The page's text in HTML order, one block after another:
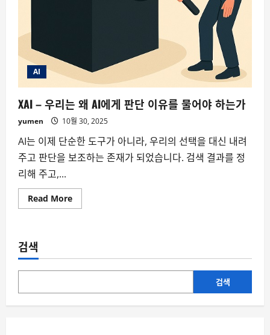
AI
XAI – 우리는 왜 AI에게 판단 이유를 물어야 하는가
yumen 10월 30, 2025
AI는 이제 단순한 도구가 아니라, 우리의 선택을 대신 내려
주고 판단을 보조하는 존재가 되었습니다. 검색 결과를 정
리해 주고,...
Read MoreRead
more
는
AI
게
단
검색
검색